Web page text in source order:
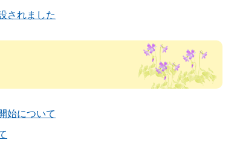
されました
始について